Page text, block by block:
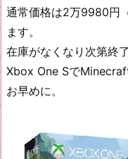
通常価格は2万9980円
ます。
在庫がなくなり次第終
Xbox One Sで
お早めに。